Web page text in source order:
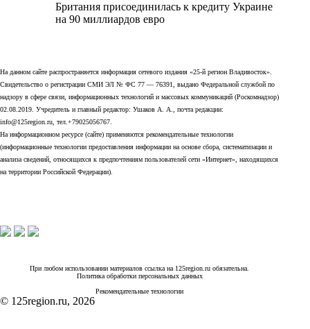
Британия присоединилась к кредиту Украине
на 90 миллиардов евро
На данном сайте распространяется информация сетевого издания «25-й регион Владивосток».
Свидетельство о регистрации СМИ ЭЛ № ФС 77 — 76391, выдано Федеральной службой по
надзору в сфере связи, информационных технологий и массовых коммуникаций (Роскомнадзор)
02.08.2019. Учредитель и главный редактор: Ушаков А. А., почта редакции:
info@125region.ru, тел.+79025056767.
На информационном ресурсе (сайте) применяются рекомендательные технологии
(информационные технологии предоставления информации на основе сбора, систематизации и
анализа сведений, относящихся к предпочтениям пользователей сети «Интернет», находящихся
на территории Российской Федерации).
При любом использовании материалов ссылка на 125region.ru обязательна.
Политика обработки персональных данных
Рекомендательные технологии
© 125region.ru, 2026